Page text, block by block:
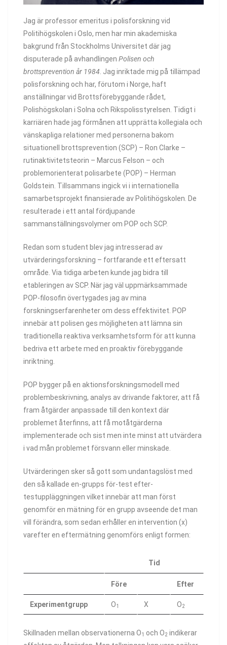
Jag är professor emeritus i polisforskning vid
Politihögskolen i Oslo, men har min akademiska
bakgrund från Stockholms Universitet där jag
disputerade på avhandlingen Polisen och
brottsprevention år 1984 . Jag inriktade mig på tillämpad
polisforskning och har, förutom i Norge, haft
anställningar vid Brottsförebyggande rådet,
Polishögskolan i Solna och Rikspolisstyrelsen. Tidigt i
karriären hade jag förmånen att upprätta kollegiala och
vänskapliga relationer med personerna bakom
situationell brottsprevention (SCP) – Ron Clarke –
rutinaktivitetsteorin – Marcus Felson – och
problemorienterat polisarbete (POP) – Herman
Goldstein. Tillsammans ingick vi i internationella
samarbetsprojekt finansierade av Politihögskolen. De
resulterade i ett antal fördjupande
sammanställningsvolymer om POP och SCP.
Redan som student blev jag intresserad av
utvärderingsforskning – fortfarande ett eftersatt
område. Via tidiga arbeten kunde jag bidra till
etableringen av SCP. När jag väl uppmärksammade
POP-filosofin övertygades jag av mina
forskningserfarenheter om dess effektivitet. POP
innebär att polisen ges möjligheten att lämna sin
traditionella reaktiva verksamhetsform för att kunna
bedriva ett arbete med en proaktiv förebyggande
inriktning.
POP bygger på en aktionsforskningsmodell med
problembeskrivning, analys av drivande faktorer, att få
fram åtgärder anpassade till den kontext där
problemet återfinns, att få motåtgärderna
implementerade och sist men inte minst att utvärdera
i vad mån problemet försvann eller minskade.
Utvärderingen sker så gott som undantagslöst med
den så kallade en-grupps för-test efter-
testuppläggningen vilket innebär att man först
genomför en mätning för en grupp avseende det man
vill förändra, som sedan erhåller en intervention (x)
varefter en eftermätning genomförs enligt formen:
Tid
Före Efter
Experimentgrupp O1 X O2
Skillnaden mellan observationerna O1 och O2 indikerar